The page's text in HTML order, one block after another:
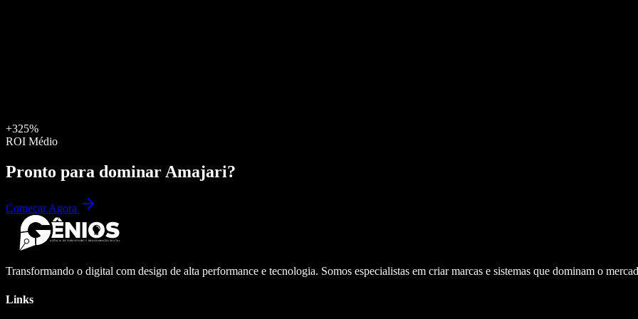
+325%
ROI Médio
Pronto para dominar Amajari?
Começar Agora
Transformando o digital com design de alta performance e tecnologia. Somos especialistas em criar marcas e sistemas que dominam o
Links